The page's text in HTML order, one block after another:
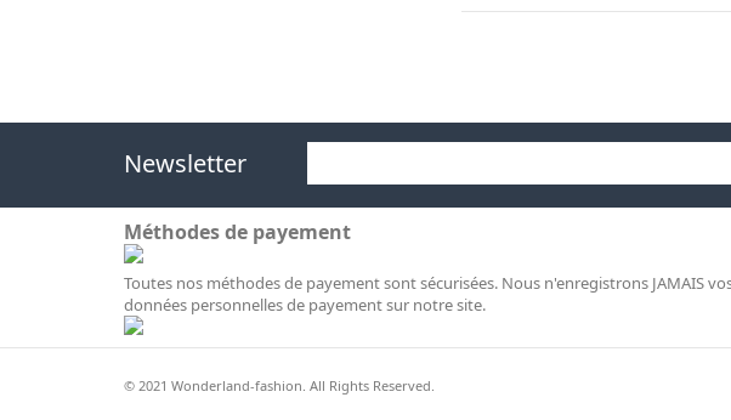
Newsletter
Méthodes de payement
Toutes nos méthodes de payement sont sécurisées. Nous n'enregistrons JAMAIS
données personnelles de payement sur notre site.
© 2021 Wonderland-fashion. All Rights Reserved.